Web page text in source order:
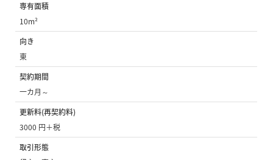
専有面積
10m²
向き
東
契約期間
一カ月～
更新料(再契約料)
3000 円＋税
取引形態